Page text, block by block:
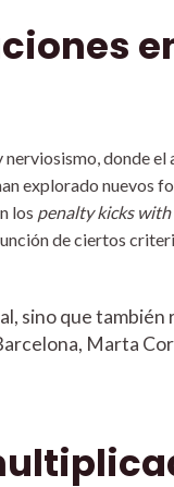
donde
explorado nuevos
los penalty kicks
de ciertos
sino que
Marta